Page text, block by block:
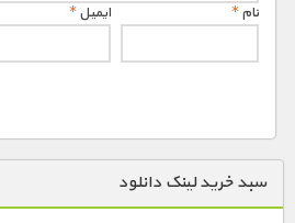
نام* ایمیل*
سبد خرید لینک دانلود